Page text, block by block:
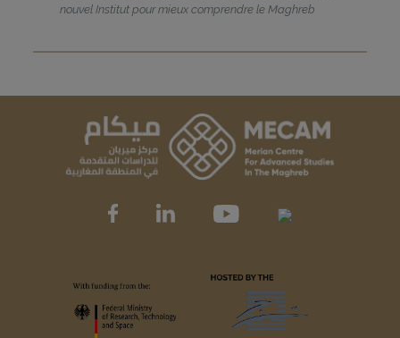
nouvel Institut pour mieux comprendre le Maghreb